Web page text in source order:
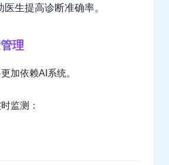
生提高诊断准确率。
理
加依赖AI系统。
监测：